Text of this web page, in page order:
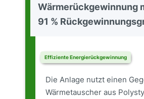
Wärmerückgewinnung
91 %
Effiziente Energierückgewinnung
Die Anlage nutzt einen
Wärmetauscher aus